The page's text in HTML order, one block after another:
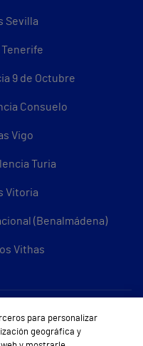
Sevilla
9 de Octubre
Consuelo
Vigo
Turia
Vitoria
(Benalmádena)
Vithas
para personalizar
geográfica y